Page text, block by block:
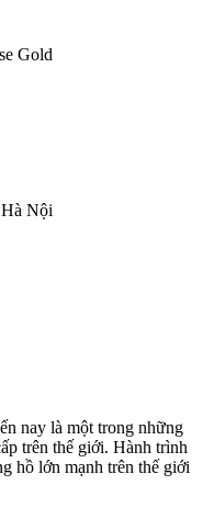
Gold
Nội
nay là một trong những
trên thế giới. Hành trình
hồ lớn mạnh trên thế giới